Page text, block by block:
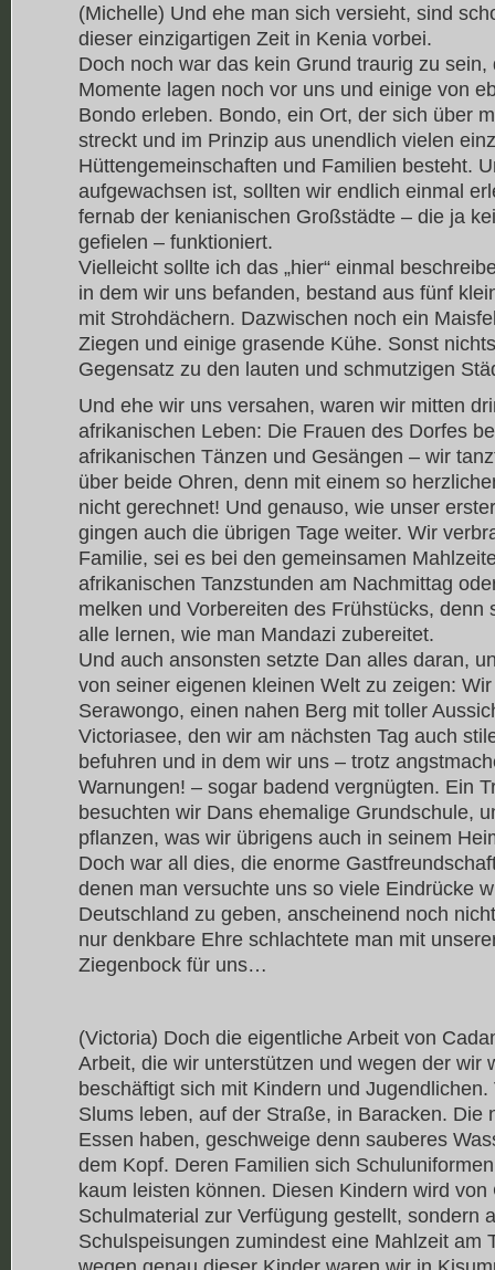
(Michelle) Und ehe man sich versieht, sind
dieser einzigartigen Zeit in Kenia vorbei.
Doch noch war das kein Grund traurig zu
Momente lagen noch vor uns und einige von
Bondo erleben. Bondo, ein Ort, der sich über
streckt und im Prinzip aus unendlich vielen
Hüttengemeinschaften und Familien besteht.
aufgewachsen ist, sollten wir endlich einmal
fernab der kenianischen Großstädte – die ja
gefielen – funktioniert.
Vielleicht sollte ich das „hier“ einmal
in dem wir uns befanden, bestand aus fünf
mit Strohdächern. Dazwischen noch ein
Ziegen und einige grasende Kühe. Sonst
Gegensatz zu den lauten und schmutzigen
Und ehe wir uns versahen, waren wir mitten
afrikanischen Leben: Die Frauen des Dorfes
afrikanischen Tänzen und Gesängen – wir
über beide Ohren, denn mit einem so
nicht gerechnet! Und genauso, wie unser
gingen auch die übrigen Tage weiter. Wir
Familie, sei es bei den gemeinsamen
afrikanischen Tanzstunden am Nachmittag
melken und Vorbereiten des Frühstücks, denn
alle lernen, wie man Mandazi zubereitet.
Und auch ansonsten setzte Dan alles daran,
von seiner eigenen kleinen Welt zu zeigen:
Serawongo, einen nahen Berg mit toller
Victoriasee, den wir am nächsten Tag auch
befuhren und in dem wir uns – trotz
Warnungen! – sogar badend vergnügten. Ein
besuchten wir Dans ehemalige Grundschule,
pflanzen, was wir übrigens auch in seinem
Doch war all dies, die enorme
denen man versuchte uns so viele Eindrücke
Deutschland zu geben, anscheinend noch
nur denkbare Ehre schlachtete man mit
Ziegenbock für uns…
(Victoria) Doch die eigentliche Arbeit von
Arbeit, die wir unterstützen und wegen der wir
beschäftigt sich mit Kindern und
Slums leben, auf der Straße, in Baracken. Die
Essen haben, geschweige denn sauberes
dem Kopf. Deren Familien sich
kaum leisten können. Diesen Kindern wird
Schulmaterial zur Verfügung gestellt, sondern
Schulspeisungen zumindest eine Mahlzeit am